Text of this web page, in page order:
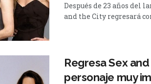
Después de 23 años del
and the City regresará
Regresa Sex
personaje muy